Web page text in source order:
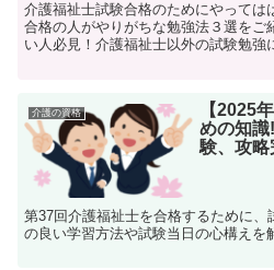
介護福祉士試験合格のためにやっては
合格の人がやりがちな勉強法３選をご
い人必見！介護福祉士以外の試験勉強
介護の資格
【2025
めの知
験、攻略
第37回介護福祉士を合格するために
の良い学習方法や試験当日の心構えを